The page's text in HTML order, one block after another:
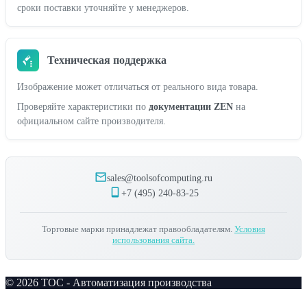
сроки поставки уточняйте у менеджеров.
Техническая поддержка
Изображение может отличаться от реального вида товара.
Проверяйте характеристики по документации ZEN на
официальном сайте производителя.
sales@toolsofcomputing.ru
+7 (495) 240-83-25
Торговые марки принадлежат правообладателям. Условия
использования сайта.
© 2026 TOC - Автоматизация производства